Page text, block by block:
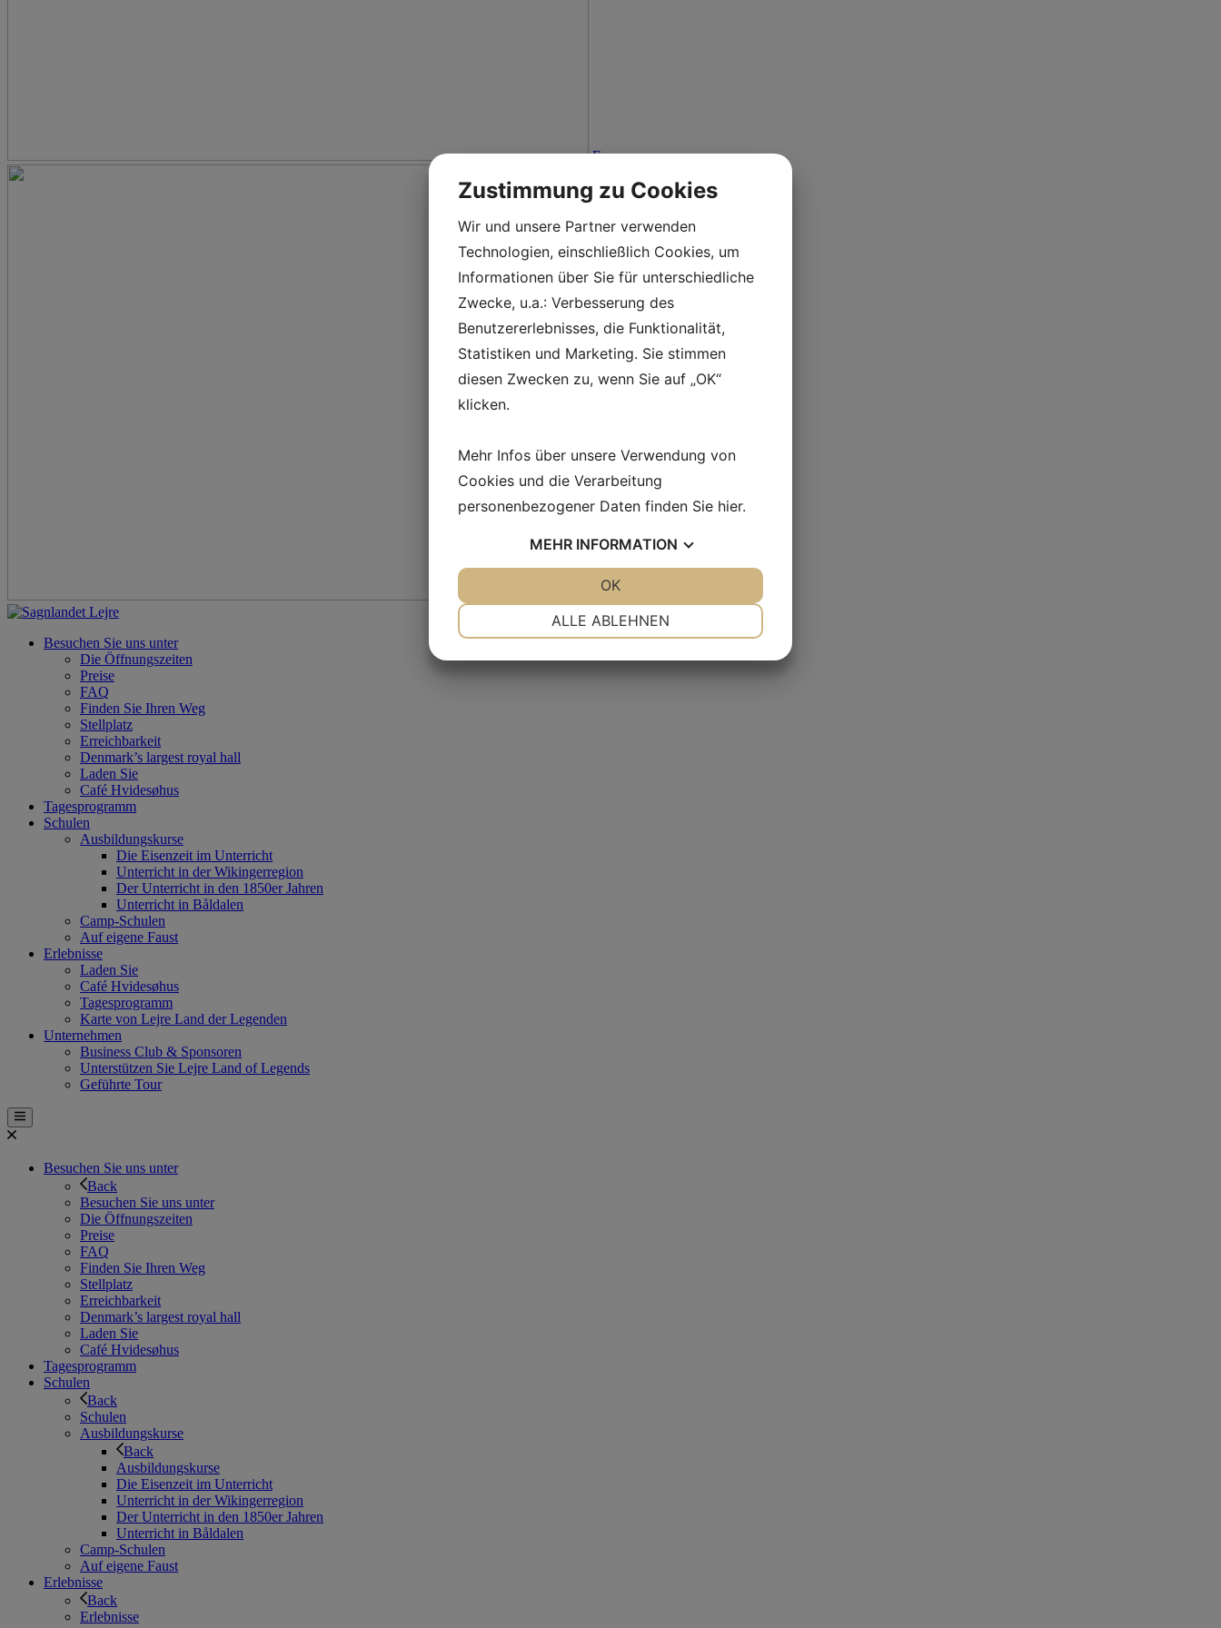
En
Fr
Besuchen Sie uns unter
Die Öffnungszeiten
Preise
FAQ
Finden Sie Ihren Weg
Stellplatz
Erreichbarkeit
Denmark’s largest royal hall
Laden Sie
Café Hvidesøhus
Tagesprogramm
Schulen
Ausbildungskurse
Die Eisenzeit im Unterricht
Unterricht in der Wikingerregion
Der Unterricht in den 1850er Jahren
Unterricht in Båldalen
Camp-Schulen
Auf eigene Faust
Erlebnisse
Laden Sie
Café Hvidesøhus
Tagesprogramm
Karte von Lejre Land der Legenden
Unternehmen
Business Club & Sponsoren
Unterstützen Sie Lejre Land of Legends
Geführte Tour
Besuchen Sie uns unter
Back
Besuchen Sie uns unter
Die Öffnungszeiten
Preise
FAQ
Finden Sie Ihren Weg
Stellplatz
Erreichbarkeit
Denmark’s largest royal hall
Laden Sie
Café Hvidesøhus
Tagesprogramm
Schulen
Back
Schulen
Ausbildungskurse
Back
Ausbildungskurse
Die Eisenzeit im Unterricht
Unterricht in der Wikingerregion
Der Unterricht in den 1850er Jahren
Unterricht in Båldalen
Camp-Schulen
Auf eigene Faust
Erlebnisse
Back
Erlebnisse
Zustimmung zu Cookies
Wir und unsere Partner verwenden
Technologien, einschließlich Cookies, um
Informationen über Sie für unterschiedliche
Zwecke, u.a.: Verbesserung des
Benutzererlebnisses, die Funktionalität,
Statistiken und Marketing. Sie stimmen
diesen Zwecken zu, wenn Sie auf „OK“
klicken.
Mehr Infos über unsere Verwendung von
Cookies und die Verarbeitung
personenbezogener Daten finden Sie hier.
MEHR INFORMATION
ALLE ABLEHNEN
OK